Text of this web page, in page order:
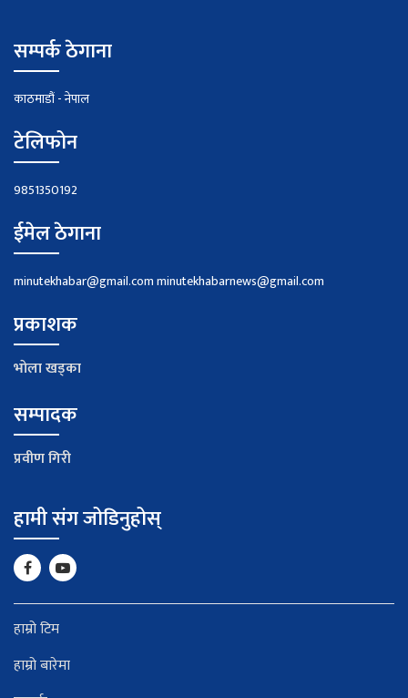
सम्पर्क ठेगाना
काठमाडौं - नेपाल
टेलिफोन
9851350192
ईमेल ठेगाना
minutekhabar@gmail.comminutekhabarnews@gmail.com
प्रकाशक
भाेला खड्का
सम्पादक
प्रवीण गिरी
हामी संग जोडिनुहोस्
हाम्रो टिम
हाम्रो बारेमा